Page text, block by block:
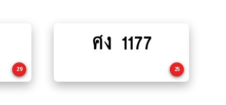
29
Add
to
ศง 1177
25